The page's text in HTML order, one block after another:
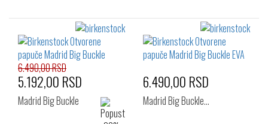
6.490,00 RSD
5.192,00 RSD
Madrid Big Buckle
6.490,00 RSD
Madrid Big Buckle…